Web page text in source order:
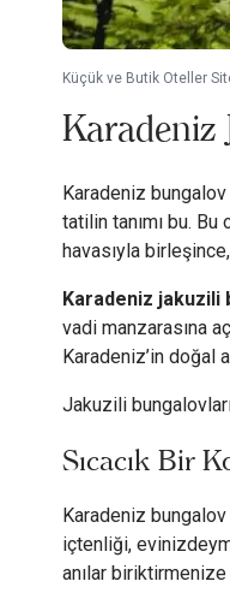
Küçük ve Butik Oteller
Karadeniz
Karadeniz
tatilin tanımı bu.
havasıyla
Karadeniz jakuzili
vadi manzarasına
Karadeniz’in doğal
Jakuzili
Sıcacık Bir
Karadeniz
içtenliği,
anılar biriktirmenize